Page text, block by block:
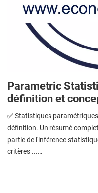
Parametric
définition et
✅ Statistiques
définition. Un résumé
partie de l'inférence
critères ...…